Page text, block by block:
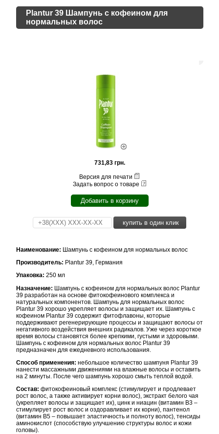
Plantur 39 Шампунь с кофеином для
нормальных волос
731,83 грн.
Версия для печати
Задать вопрос о товаре
Добавить в корзину
купить в один клик
Наименование: Шампунь с кофеином для нормальных волос
Производитель: Plantur 39, Германия
Упаковка: 250 мл
Назначение: Шампунь с кофеином для нормальных волос Plantur
39 разработан на основе фитокофеинового комплекса и
натуральных компонентов. Шампунь для нормальных волос
Plantur 39 хорошо укрепляет волосы и защищает их. Шампунь с
кофеином Plantur 39 содержит фитофлавоны, которые
поддерживают регенерирующие процессы и защищают волосы от
негативного воздействия внешних радикалов. Уже через короткое
время волосы становятся более крепкими, густыми и здоровыми.
Шампунь с кофеином для нормальных волос Plantur 39
предназначен для ежедневного использования.
Способ применения: небольшое количество шампуня Plantur 39
нанести массажными движениями на влажные волосы и оставить
на 2 минуты. После чего шампунь хорошо смыть теплой водой.
Состав: фитокофеиновый комплекс (стимулирует и продлевает
рост волос, а также активирует корни волос), экстракт белого чая
(укрепляет волосы и защищает их), цинк и ниацин (витамин В3 –
стимулирует рост волос и оздоравливает их корни), пантенол
(витамин В5 – повышает эластичность и полноту волос), тенсиды
аминокислот (способствую улучшению структуры волос и кожи
головы).